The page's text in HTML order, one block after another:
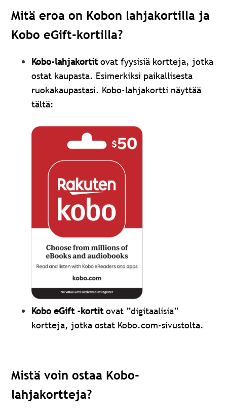
Mitä eroa on Kobon lahjakortilla ja
Kobo eGift-kortilla?
Kobo-lahjakortitovat fyysisiä kortteja, jotka
ostat kaupasta. Esimerkiksi paikallisesta
ruokakaupastasi. Kobo-lahjakortti näyttää
tältä:
Kobo eGift -kortitovat ”digitaalisia”
kortteja, jotka ostat Kobo.com-sivustolta.
Mistä voin ostaa Kobo-
lahjakortteja?